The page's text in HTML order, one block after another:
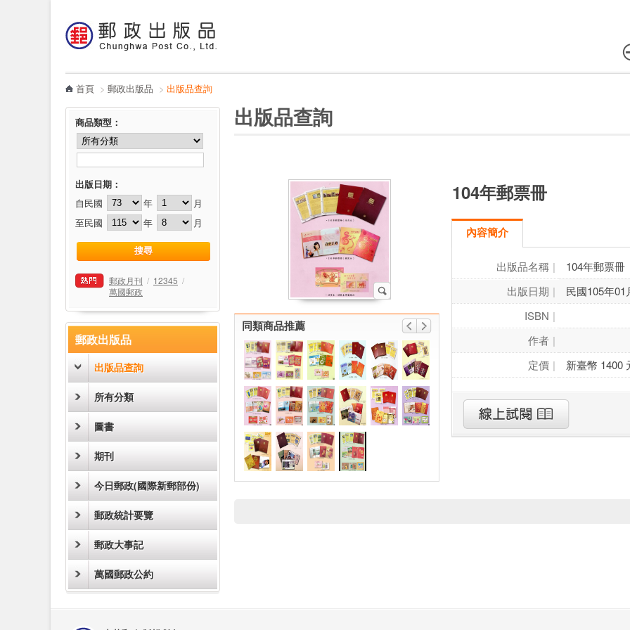
哪裡買
首頁 > 郵政出版品 > 出版品查詢
商品類型 ：
出版日期：
自民國 年
月
至民國
年 月
郵政月刊 / 12345 /
萬國郵政
郵政出版品
出版品查詢
所有分類
圖書
期刊
今日郵政(國際新郵部份)
郵政統計要覽
郵政大事記
萬國郵政公約
出版品查詢
同類商品推薦
104年郵票冊
內容簡介
出版品名稱
104年郵票冊
出版日期
民國105年01
ISBN
作者
定價
新臺幣 1400